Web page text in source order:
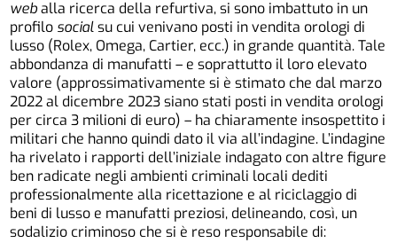
weballa ricerca della refurtiva, si sono imbattuto in un
profilo socialsu cui venivano posti in vendita orologi di
lusso (Rolex, Omega, Cartier, ecc.) in grande quantità. Tale
abbondanza di manufatti – e soprattutto il loro elevato
valore (approssimativamente si è stimato che dal marzo
2022 al dicembre 2023 siano stati posti in vendita orologi
per circa 3 milioni di euro) – ha chiaramente insospettito i
militari che hanno quindi dato il via all’indagine. L’indagine
ha rivelato i rapporti dell’iniziale indagato con altre figure
ben radicate negli ambienti criminali locali dediti
professionalmente alla ricettazione e al riciclaggio di
beni di lusso e manufatti preziosi, delineando, così, un
sodalizio criminoso che si è reso responsabile di: